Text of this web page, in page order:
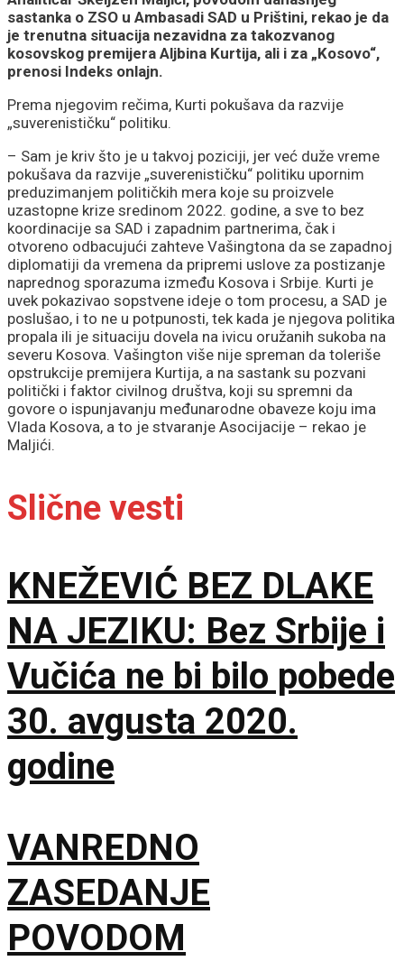
sastanka o ZSO u Ambasadi SAD u Prištini, rekao je da
je trenutna situacija nezavidna za takozvanog
kosovskog premijera Aljbina Kurtija, ali i za „Kosovo“,
prenosi Indeks onlajn.
Prema njegovim rečima, Kurti pokušava da razvije
„suverenističku“ politiku.
– Sam je kriv što je u takvoj poziciji, jer već duže vreme
pokušava da razvije „suverenističku“ politiku upornim
preduzimanjem političkih mera koje su proizvele
uzastopne krize sredinom 2022. godine, a sve to bez
koordinacije sa SAD i zapadnim partnerima, čak i
otvoreno odbacujući zahteve Vašingtona da se zapadnoj
diplomatiji da vremena da pripremi uslove za postizanje
naprednog sporazuma između Kosova i Srbije. Kurti je
uvek pokazivao sopstvene ideje o tom procesu, a SAD je
poslušao, i to ne u potpunosti, tek kada je njegova politika
propala ili je situaciju dovela na ivicu oružanih sukoba na
severu Kosova. Vašington više nije spreman da toleriše
opstrukcije premijera Kurtija, a na sastank su pozvani
politički i faktor civilnog društva, koji su spremni da
govore o ispunjavanju međunarodne obaveze koju ima
Vlada Kosova, a to je stvaranje Asocijacije – rekao je
Maljići.
Slične vesti
KNEŽEVIĆ BEZ DLAKE
NA JEZIKU: Bez Srbije i
Vučića ne bi bilo pobede
30. avgusta 2020.
godine
VANREDNO
ZASEDANJE
POVODOM